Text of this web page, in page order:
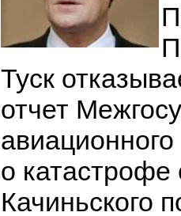
Туск
отчет
о катастрофе
Качиньского